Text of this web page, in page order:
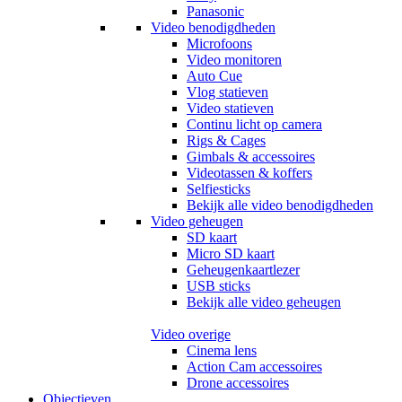
Panasonic
Video benodigdheden
Microfoons
Video monitoren
Auto Cue
Vlog statieven
Video statieven
Continu licht op camera
Rigs & Cages
Gimbals & accessoires
Videotassen & koffers
Selfiesticks
Bekijk alle video benodigdheden
Video geheugen
SD kaart
Micro SD kaart
Geheugenkaartlezer
USB sticks
Bekijk alle video geheugen
Video overige
Cinema lens
Action Cam accessoires
Drone accessoires
Objectieven